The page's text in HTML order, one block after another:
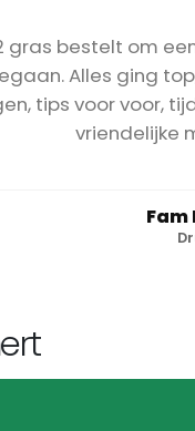
gras bestelt om
Alles ging
tips voor voor,
vriendelijke